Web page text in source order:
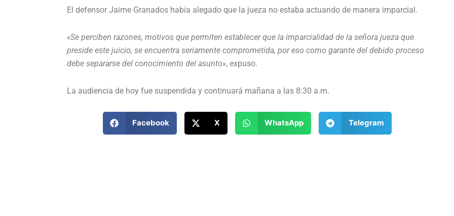
El defensor Jaime Granados había alegado que la jueza no estaba actuando de manera imparcial.
«Se perciben razones, motivos que permiten establecer que la imparcialidad de la señora jueza que
preside este juicio, se encuentra seriamente comprometida, por eso como garante del debido proceso
debe separarse del conocimiento del asunto», expuso.
La audiencia de hoy fue suspendida y continuará mañana a las 8:30 a.m.
Facebook X WhatsApp Telegram